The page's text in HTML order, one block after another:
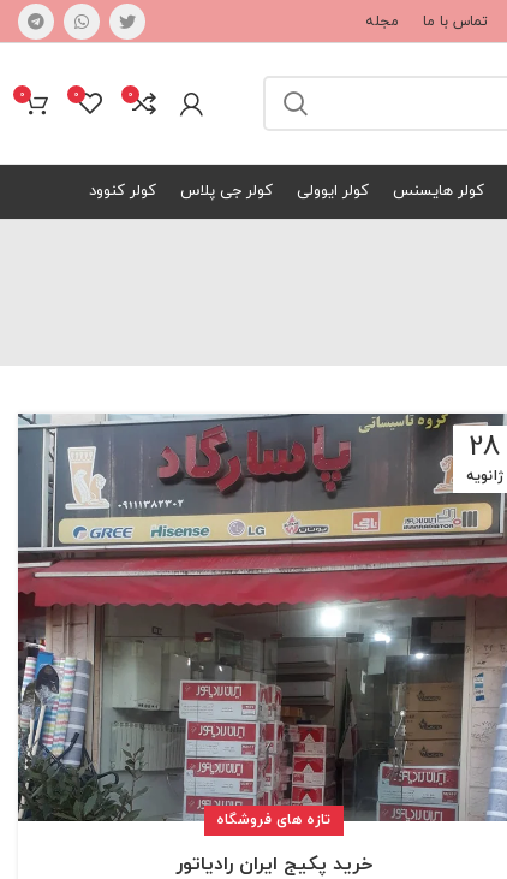
تماس با ما مجله
0
0
0
کولر هایسنس کولر ایوولی کولر جی پلاس کولر کنوود
28
ژانویه
تازه های فروشگاه
خرید پکیج ایران رادیاتور